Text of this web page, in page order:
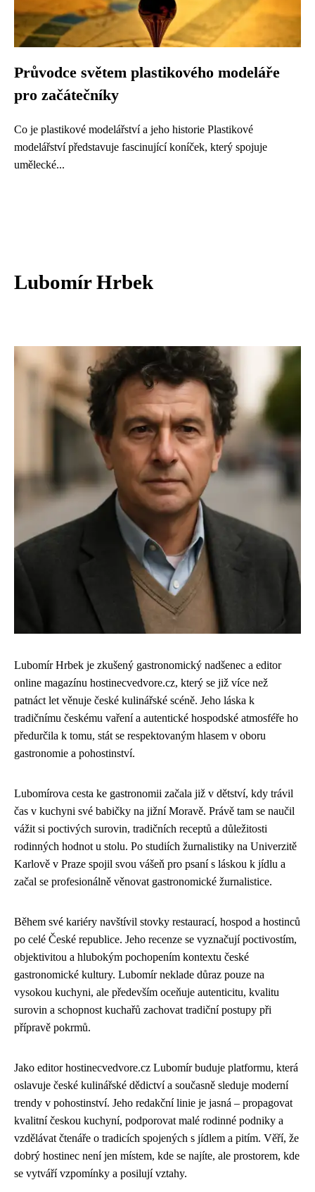
Průvodce světem plastikového modeláře
pro začátečníky
Co je plastikové modelářství a jeho historie Plastikové
modelářství představuje fascinující koníček, který spojuje
umělecké...
Lubomír Hrbek
Lubomír Hrbek je zkušený gastronomický nadšenec a editor
online magazínu hostinecvedvore.cz, který se již více než
patnáct let věnuje české kulinářské scéně. Jeho láska k
tradičnímu českému vaření a autentické hospodské atmosféře ho
předurčila k tomu, stát se respektovaným hlasem v oboru
gastronomie a pohostinství.
Lubomírova cesta ke gastronomii začala již v dětství, kdy trávil
čas v kuchyni své babičky na jižní Moravě. Právě tam se naučil
vážit si poctivých surovin, tradičních receptů a důležitosti
rodinných hodnot u stolu. Po studiích žurnalistiky na Univerzitě
Karlově v Praze spojil svou vášeň pro psaní s láskou k jídlu a
začal se profesionálně věnovat gastronomické žurnalistice.
Během své kariéry navštívil stovky restaurací, hospod a hostinců
po celé České republice. Jeho recenze se vyznačují poctivostím,
objektivitou a hlubokým pochopením kontextu české
gastronomické kultury. Lubomír neklade důraz pouze na
vysokou kuchyni, ale především oceňuje autenticitu, kvalitu
surovin a schopnost kuchařů zachovat tradiční postupy při
přípravě pokrmů.
Jako editor hostinecvedvore.cz Lubomír buduje platformu, která
oslavuje české kulinářské dědictví a současně sleduje moderní
trendy v pohostinství. Jeho redakční linie je jasná – propagovat
kvalitní českou kuchyní, podporovat malé rodinné podniky a
vzdělávat čtenáře o tradicích spojených s jídlem a pitím. Věří, že
dobrý hostinec není jen místem, kde se najíte, ale prostorem, kde
se vytváří vzpomínky a posilují vztahy.